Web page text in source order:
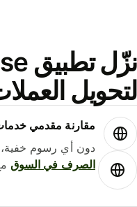
مقارنة مقدمي خدمات
دون أي رسوم خفية،
الصرف في السوقمع Wise.